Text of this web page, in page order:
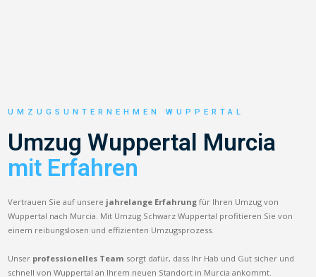
UMZUGSUNTERNEHMEN WUPPERTAL
Umzug Wuppertal Murcia
mit Erfahren
Vertrauen Sie auf unsere jahrelange Erfahrung für Ihren Umzug von
Wuppertal nach Murcia. Mit Umzug Schwarz Wuppertal profitieren Sie von
einem reibungslosen und effizienten Umzugsprozess.
Unser professionelles Team sorgt dafür, dass Ihr Hab und Gut sicher und
schnell von Wuppertal an Ihrem neuen Standort in Murcia ankommt.